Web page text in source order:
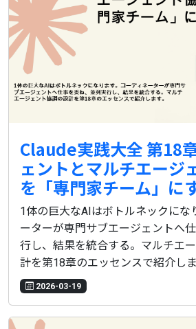
Claude実践大全 第18
ェントとマルチエージ
を「専門家チーム」に
1体の巨大なAIはボトルネックにな
ーターが専門サブエージェントへ
行し、結果を統合する。マルチエ
計を第18章のエッセンスで紹介しま
2026-03-19